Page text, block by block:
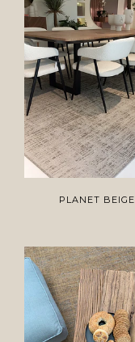
PLANET BEIGE